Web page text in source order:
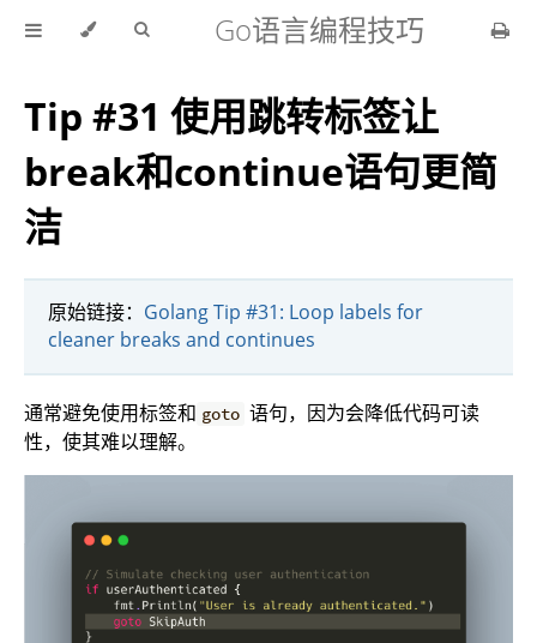
Go语言编程技巧
Tip #31 使用跳转标签让
break和continue语句更简
洁
原始链接： Golang Tip #31: Loop labels for
cleaner breaks and continues
通常避免使用标签和 goto 语句，因为会降低代码可读
性，使其难以理解。